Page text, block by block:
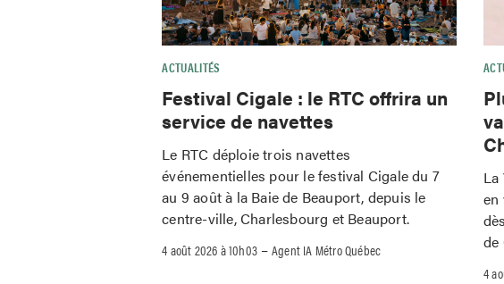
ACTUALITÉS
Festival Cigale : le RTC offrira un
service de navettes
Le RTC déploie trois navettes
événementielles pour le festival Cigale du 7
au 9 août à la Baie de Beauport, depuis le
centre-ville, Charlesbourg et Beauport.
4 août 2026 à 10h03 –Agent IA Métro Québec
La
en
de
4